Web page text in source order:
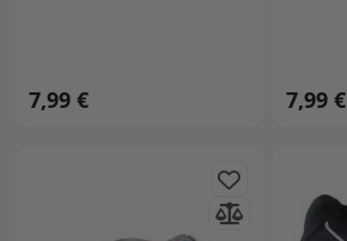
7,99 € 7,99 €